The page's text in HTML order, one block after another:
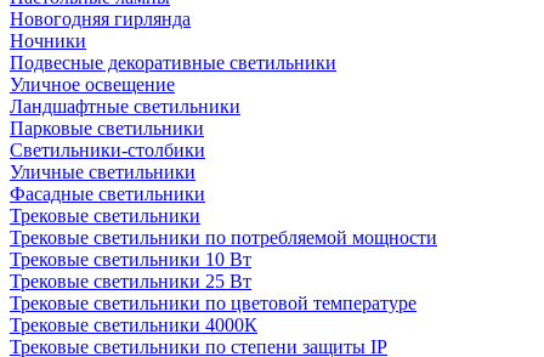
Новогодняя гирлянда
Ночники
Подвесные декоративные светильники
Уличное освещение
Ландшафтные светильники
Парковые светильники
Светильники-столбики
Уличные светильники
Фасадные светильники
Трековые светильники
Трековые светильники по потребляемой мощности
Трековые светильники 10 Вт
Трековые светильники 25 Вт
Трековые светильники по цветовой температуре
Трековые светильники 4000К
Трековые светильники по степени защиты IP